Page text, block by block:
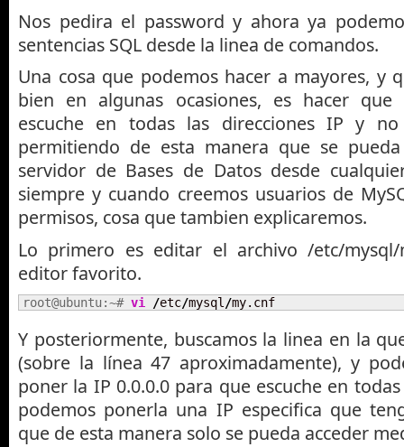
Nos pedira el password y ahora ya
sentencias SQL desde la linea de comandos.
Una cosa que podemos hacer a mayores, y
bien en algunas ocasiones, es hacer que
escuche en todas las direcciones IP y
permitiendo de esta manera que se
servidor de Bases de Datos desde
siempre y cuando creemos usuarios de
permisos, cosa que tambien explicaremos.
Lo primero es editar el archivo /etc/
editor favorito.
root@ubuntu:~# vi /etc/mysql /my.cnf
Y posteriormente, buscamos la linea en la
(sobre la línea 47 aproximadamente), y
poner la IP 0.0.0.0 para que escuche en
podemos ponerla una IP especifica que
que de esta manera solo se pueda acceder